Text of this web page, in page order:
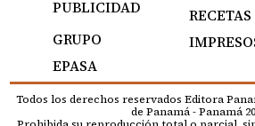
PUBLICIDAD
GRUPO
EPASA
RECETAS
Todos los derechos reservados Editora
de Panamá - Panamá